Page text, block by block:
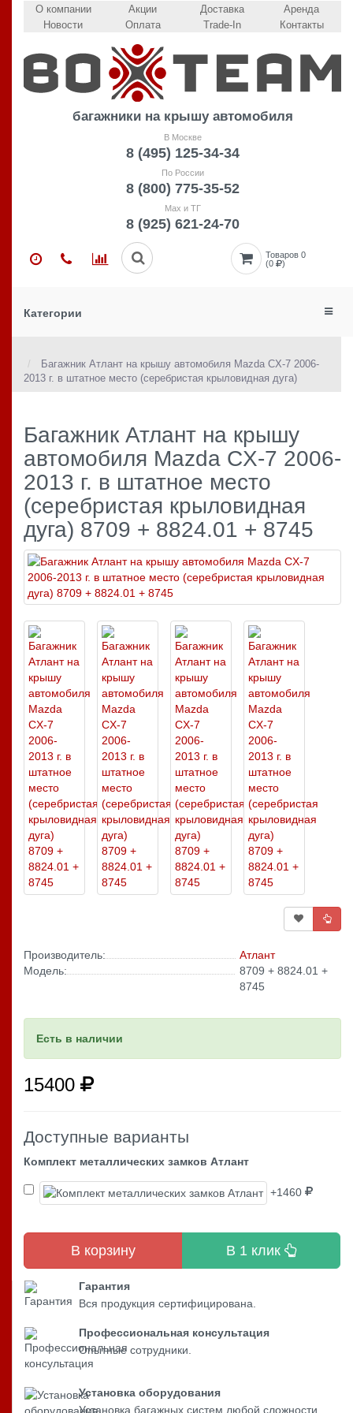
О компании
Новости
Акции
Оплата
Доставка
Trade-In
Аренда
Контакты
багажники на крышу автомобиля
В Москве
8 (495) 125-34-34
По России
8 (800) 775-35-52
Max и ТГ
8 (925) 621-24-70
Товаров 0
(0
)
Категории
Багажник Атлант на крышу автомобиля Mazda CX-7 2006-
2013 г. в штатное место (серебристая крыловидная дуга)
Багажник Атлант на крышу
автомобиля Mazda CX-7 2006-
2013 г. в штатное место
(серебристая крыловидная
дуга) 8709 + 8824.01 + 8745
Производитель:
Атлант
Модель:
8709 + 8824.01 +
8745
Есть в наличии
15400
Доступные варианты
Комплект металлических замков Атлант
+1460
В корзину В 1 клик
Гарантия
Вся продукция сертифицирована.
Профессиональная консультация
Опытные сотрудники.
Установка оборудования
Установка багажных систем любой сложности.